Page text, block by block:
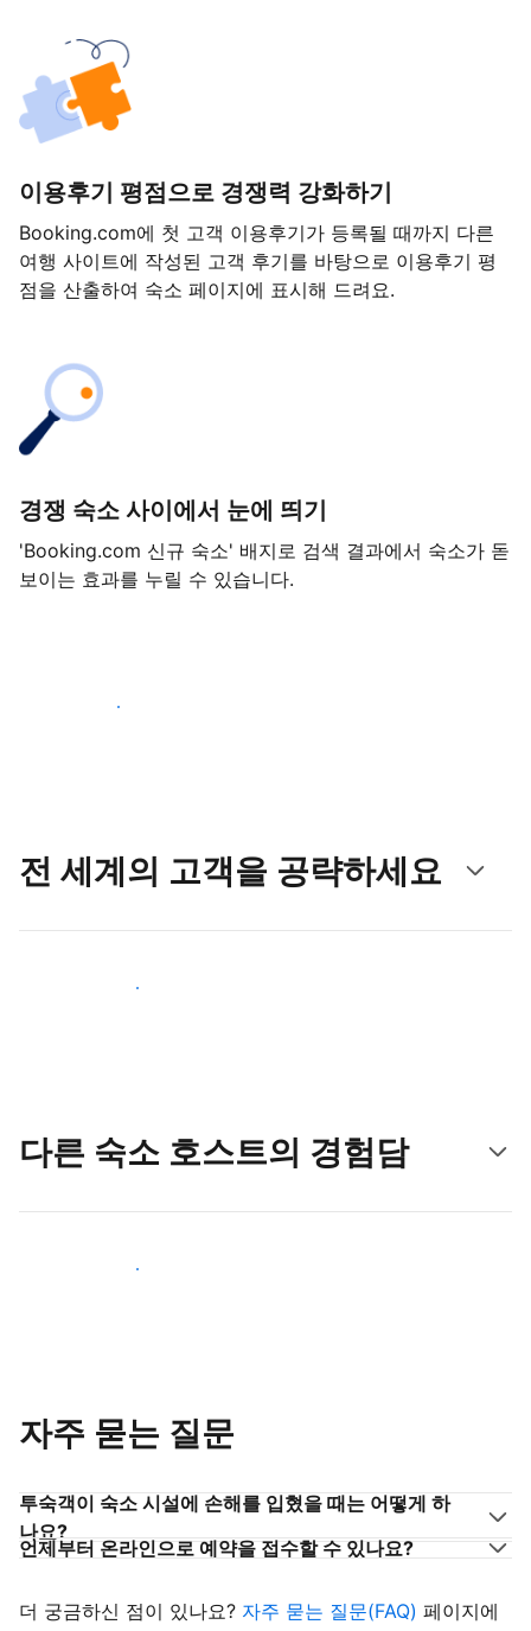
이용후기 평점으로 경쟁력 강화하기
Booking.com에 첫 고객 이용후기가 등록될 때까지 다른
여행 사이트에 작성된 고객 후기를 바탕으로 이용후기 평
점을 산출하여 숙소 페이지에 표시해 드려요.
경쟁 숙소 사이에서 눈에 띄기
'Booking.com 신규 숙소' 배지로 검색 결과에서 숙소가 돋
보이는 효과를 누릴 수 있습니다.
지금 등록 시작하기
전 세계의 고객을 공략하세요
새로운 고객층 공략하기
다른 숙소 호스트의 경험담
숙소 호스트로 동참하기
자주 묻는 질문
투숙객이 숙소 시설에 손해를 입혔을 때는 어떻게 하
나요?
언제부터 온라인으로 예약을 접수할 수 있나요?
더 궁금하신 점이 있나요? 자주 묻는 질문(FAQ) 페이지에